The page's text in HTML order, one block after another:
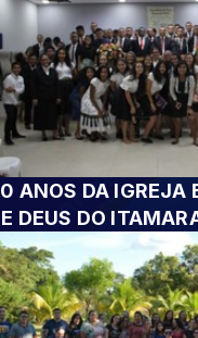
ANOS DA IGREJA
DEUS DO